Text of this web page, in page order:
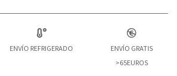
ENVÍO REFRIGERADO
ENVÍO GRATIS
>65EUROS